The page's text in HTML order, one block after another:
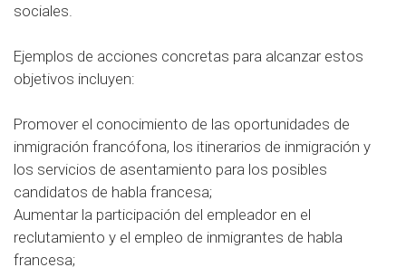
sociales.
Ejemplos de acciones concretas para alcanzar estos
objetivos incluyen:
Promover el conocimiento de las oportunidades de
inmigración francófona, los itinerarios de inmigración y
los servicios de asentamiento para los posibles
candidatos de habla francesa;
Aumentar la participación del empleador en el
reclutamiento y el empleo de inmigrantes de habla
francesa;